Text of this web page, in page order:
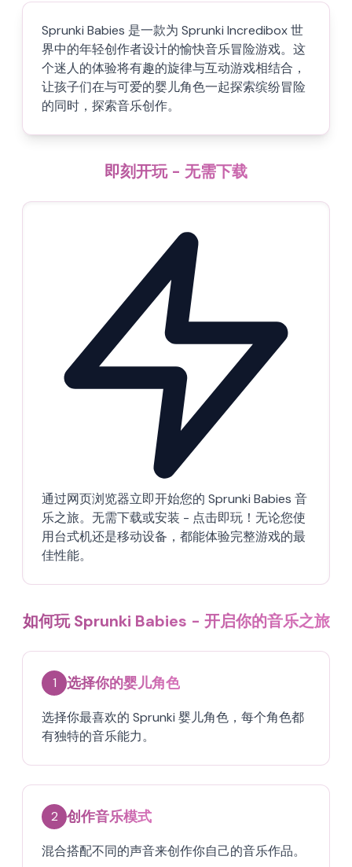
Sprunki Babies 是一款为 Sprunki Incredibox 世
界中的年轻创作者设计的愉快音乐冒险游戏。这
个迷人的体验将有趣的旋律与互动游戏相结合，
让孩子们在与可爱的婴儿角色一起探索缤纷冒险
的同时，探索音乐创作。
即刻开玩 - 无需下载
通过网页浏览器立即开始您的 Sprunki Babies 音
乐之旅。无需下载或安装 - 点击即玩！无论您使
用台式机还是移动设备，都能体验完整游戏的最
佳性能。
如何玩 Sprunki Babies - 开启你的音乐之旅
1 选择你的婴儿角色
选择你最喜欢的 Sprunki 婴儿角色，每个角色都
有独特的音乐能力。
2 创作音乐模式
混合搭配不同的声音来创作你自己的音乐作品。